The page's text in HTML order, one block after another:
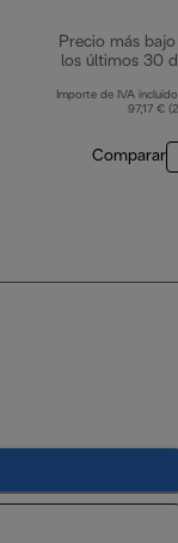
Precio más bajo
los últimos 30
Importe de IVA
97,17 €
Comparar